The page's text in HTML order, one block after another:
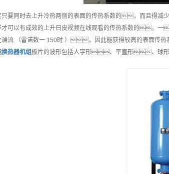
只要同时去上升冷热两侧的表面的传热系数的，而且
才可以有成效的上升日皮视频在线观看的传热系数的。
湍流 （雷诺数一 150时 ），因此能获得较高的表面
换热器机组板片的波形包括人字形、平直形、球